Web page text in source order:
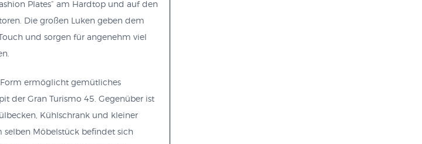
Plates“ am Hardtop und auf den
Die großen Luken geben dem
und sorgen für angenehm viel
ermöglicht gemütliches
der Gran Turismo 45. Gegenüber ist
Kühlschrank und kleiner
selben Möbelstück befindet sich